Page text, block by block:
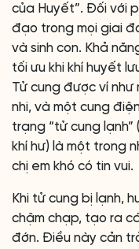
của Huyết”. Đối với
đạo trong mọi giai
và sinh con. Khả
tối ưu khi khí huyết
Tử cung được ví như
nhi, và một cung
trạng “tử cung
khí hư) là một trong
chị em khó có tin vui.
Khi tử cung bị lạnh,
chậm chạp, tạo ra
đớn. Điều này cản